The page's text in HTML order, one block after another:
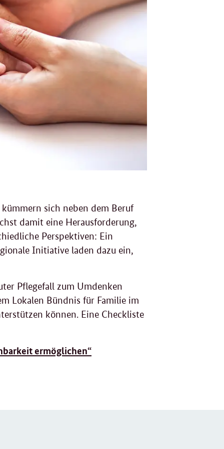
sich neben dem Beruf
damit eine Herausforderung,
Perspektiven: Ein
Initiative laden dazu ein,
Pflegefall zum Umdenken
Lokalen Bündnis für Familie im
können. Eine Checkliste
ermöglichen“